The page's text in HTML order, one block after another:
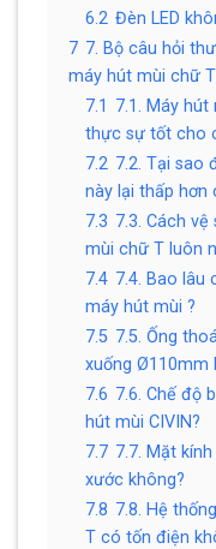
6.2 Đèn LED
7 7. Bộ câu hỏi
máy hút mùi chữ T
7.1 7.1. Máy hút
thực sự tốt cho
7.2 7.2. Tại sao
này lại thấp hơn
7.3 7.3. Cách
mùi chữ T luôn
7.4 7.4. Bao lâu
máy hút mùi ?
7.5 7.5. Ống
xuống Ø110mm
7.6 7.6. Chế độ
hút mùi CIVIN?
7.7 7.7. Mặt
xước không?
7.8 7.8. Hệ
T có tốn điện